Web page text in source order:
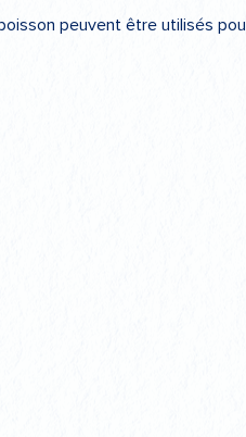
peuvent être utilisés